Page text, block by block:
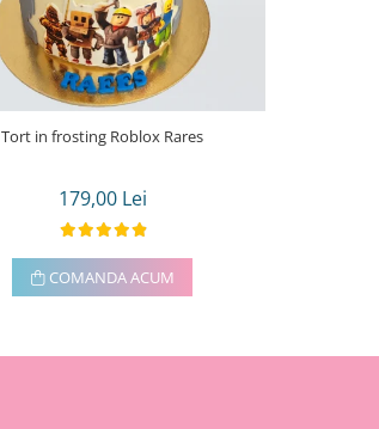
Tort in frosting Roblox Rares
179,00 Lei
COMANDA ACUM